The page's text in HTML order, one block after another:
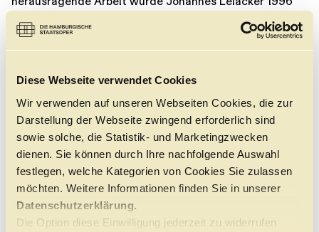
Diese Webseite verwendet Cookies
Wir verwenden auf unseren Webseiten Cookies, die zur
Darstellung der Webseite zwingend erforderlich sind
sowie solche, die Statistik- und Marketingzwecken
dienen. Sie können durch Ihre nachfolgende Auswahl
festlegen, welche Kategorien von Cookies Sie zulassen
möchten. Weitere Informationen finden Sie in unserer
Datenschutzerklärung.
Die Option diese Einwilligung jederzeit zu widerrufen
und 2009 von den Kritikern der Zeitschrift »Opernwelt«
zum Bühnenbildner des Jahres gewählt.
Eine kontinuierliche Zusammenarbeit verbindet ihn mit
erhielt Johannes Leiacker den britischen Laurence
Olivier Award für die beste neue Opernproduktion für
Christof Loys Inszenierung von »Tristan und Isolde« am
Royal Opera House in London. Mit Philipp Himmelmann
erarbeitete er unter anderem »Don Carlo« an der
Staatsoper Unter den Linden, »Tosca« auf der
Seebühne in Bregenz und »Manon Lescaut« an der
Staatsoper Hamburg. Für die Staatsoper Hamburg
gestaltete er außerdem die Bühnenbilder für Peter
Konwitschnys Inszenierungen von »Don Carlos«, »Die
Meistersinger von Nürnberg« und »Moses und Aron«